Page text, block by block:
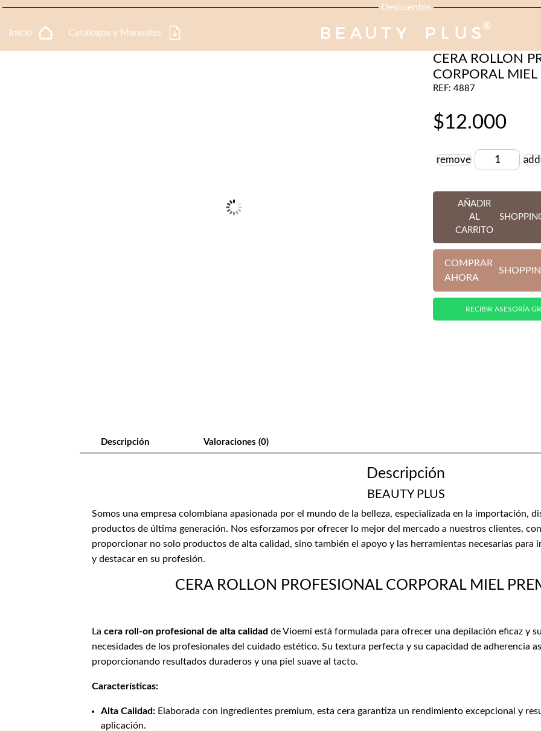
Descuentos
Inicio Catálogos y Manuales
DEPILACION PREMIUM
CERA ROLLON
CORPORAL
REF: 4887
$12.000
Cantidad
remove add
AÑADIR
AL
CARRITO
COMPRAR
AHORA
RECIBIR ASESORÍA
Descripción Valoraciones (0)
Descripción
BEAUTY PLUS
Somos una empresa colombiana apasionada por el mundo de la belleza, especializada en la importación,
productos de última generación. Nos esforzamos por ofrecer lo mejor del mercado a nuestros clientes,
proporcionar no solo productos de alta calidad, sino también el apoyo y las herramientas necesarias para
y destacar en su profesión.
CERA ROLLON PROFESIONAL CORPORAL MIEL
La cera roll-on profesional de alta calidad de Vioemi está formulada para ofrecer una depilación eficaz y
necesidades de los profesionales del cuidado estético. Su textura perfecta y su capacidad de adherencia
proporcionando resultados duraderos y una piel suave al tacto.
Características:
Alta Calidad: Elaborada con ingredientes premium, esta cera garantiza un rendimiento excepcional y
aplicación.